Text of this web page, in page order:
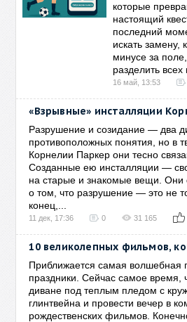
которые
настоящий
последний
искать замену,
минусе за
разделить всех
16 май, 13:53
«Взрывные» инсталляции
Разрушение и созидание — два
противоположных понятия, но в
Корнелии Паркер они тесно
Созданные ею инсталляции —
на старые и знакомые вещи. Они
о том, что разрушение — это не
конец,...
11 дек, 17:36 0 31 165
10 великолепных фильмов,
Приближается самая волшебная
праздники. Сейчас самое время,
диване под теплым пледом с
глинтвейна и провести вечер в
рождественских фильмов.